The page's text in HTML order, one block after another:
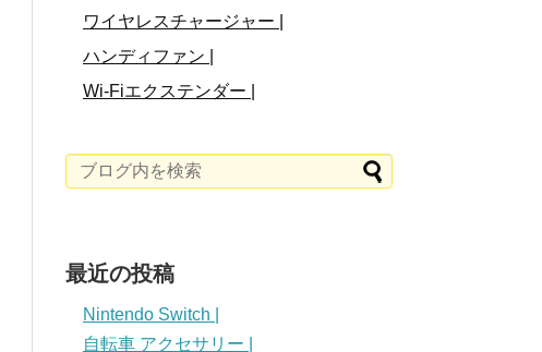
ワイヤレスチャージャー |
ハンディファン |
Wi-Fiエクステンダー |
最近の投稿
Nintendo Switch |
自転車 アクセサリー |